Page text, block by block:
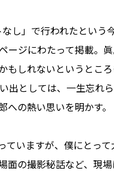
し」で行われたという
ージにわたって掲載。
もしれないというとこ
出としては、一生忘れ
の熱い思いを明かす。
いますが、僕にとっ
の撮影秘話など、現